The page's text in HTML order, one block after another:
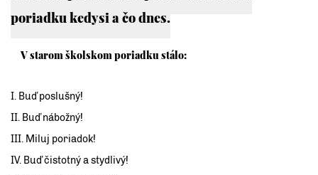
poriadku kedysi a čo dnes.
V starom školskom poriadku stálo:
I. Buď poslušný!
II. Buď nábožný!
III. Miluj poriadok!
IV. Buď čistotný a stydlivý!